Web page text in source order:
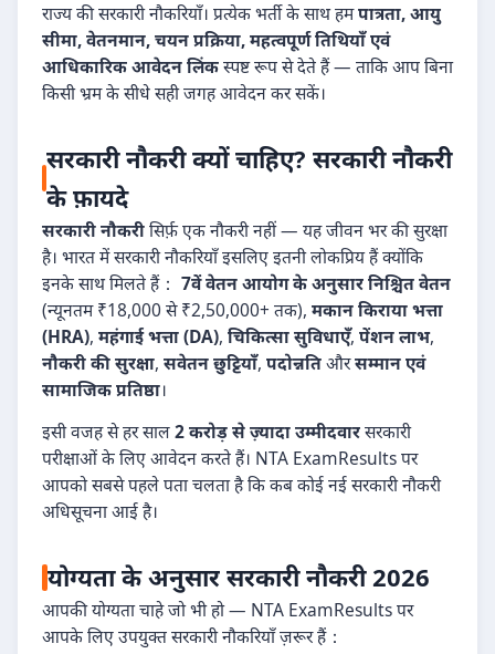
राज्य की सरकारी नौकरियाँ। प्रत्येक भर्ती के साथ हमपात्रता, आयु
सीमा, वेतनमान, चयन प्रक्रिया, महत्वपूर्ण तिथियाँ एवं
आधिकारिक आवेदन लिंकस्पष्ट रूप से देते हैं — ताकि आप बिना
किसी भ्रम के सीधे सही जगह आवेदन कर सकें।
सरकारी नौकरी क्यों चाहिए? सरकारी नौकरी
के फ़ायदे
सरकारी नौकरीसिर्फ़ एक नौकरी नहीं — यह जीवन भर की सुरक्षा
है। भारत में सरकारी नौकरियाँ इसलिए इतनी लोकप्रिय हैं क्योंकि
इनके साथ मिलते हैं： 7वें वेतन आयोग के अनुसार निश्चित वेतन
(न्यूनतम ₹18,000 से ₹2,50,000+ तक), मकान किराया भत्ता
(HRA), महंगाई भत्ता (DA), चिकित्सा सुविधाएँ, पेंशन लाभ,
नौकरी की सुरक्षा, सवेतन छुट्टियाँ, पदोन्नतिऔरसम्मान एवं
सामाजिक प्रतिष्ठा।
इसी वजह से हर साल2 करोड़ से ज़्यादा उम्मीदवारसरकारी
परीक्षाओं के लिए आवेदन करते हैं। NTA ExamResults पर
आपको सबसे पहले पता चलता है कि कब कोई नई सरकारी नौकरी
अधिसूचना आई है।
योग्यता के अनुसार सरकारी नौकरी 2026
आपकी योग्यता चाहे जो भी हो — NTA ExamResults पर
आपके लिए उपयुक्त सरकारी नौकरियाँ ज़रूर हैं：